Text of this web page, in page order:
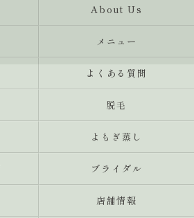
About Us
メニュー
よくある質問
‬脱毛
よもぎ蒸し
ブライダル
店舗情報